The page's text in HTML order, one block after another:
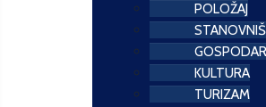
POLOŽAJ
KULTURA
TURIZAM